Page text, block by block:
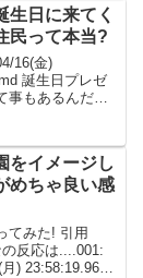
無しさん
生日に来てく
民って本当?
16(金)
誕生日プレゼ
事もあるんだね
をイメージし
めちゃ良い感
てみた! 引用
反応は....001:
) 23:58:19.96